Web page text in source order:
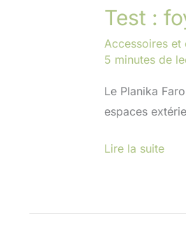
Test :
Accessoires et
5 minutes de
Le Planika
espaces
Lire la suite